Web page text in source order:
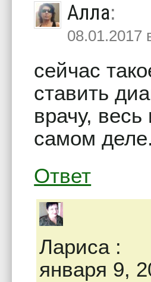
Алла:
08.01.2017
сейчас
ставить
врачу,
самом деле.
Ответ
Лариса:
января 9,